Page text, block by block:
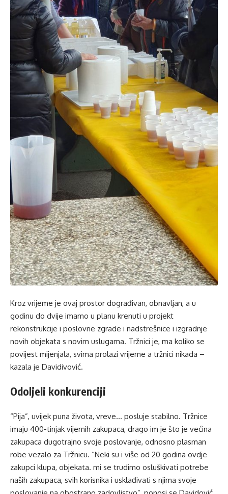
Kroz vrijeme je ovaj prostor dograđivan, obnavljan, a u
godinu do dvije imamo u planu krenuti u projekt
rekonstrukcije i poslovne zgrade i nadstrešnice i izgradnje
novih objekata s novim uslugama. Tržnici je, ma koliko se
povijest mijenjala, svima prolazi vrijeme a tržnici nikada –
kazala je Davidivović.
Odoljeli konkurenciji
“Pija”, uvijek puna života, vreve… posluje stabilno. Tržnice
imaju 400-tinjak vijernih zakupaca, drago im je što je većina
zakupaca dugotrajno svoje poslovanje, odnosno plasman
robe vezalo za Tržnicu. “Neki su i više od 20 godina ovdje
zakupci klupa, objekata. mi se trudimo osluškivati potrebe
naših zakupaca, svih korisnika i usklađivati s njima svoje